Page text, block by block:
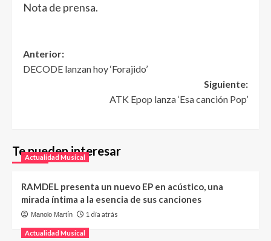
Nota de prensa.
Anterior:
DECODE lanzan hoy ‘Forajido’
Siguiente:
ATK Epop lanza ‘Esa canción Pop’
Te pueden interesar
Actualidad Musical
RAMDEL presenta un nuevo EP en acústico, una
mirada íntima a la esencia de sus canciones
Manolo Martín 1 día atrás
Actualidad Musical